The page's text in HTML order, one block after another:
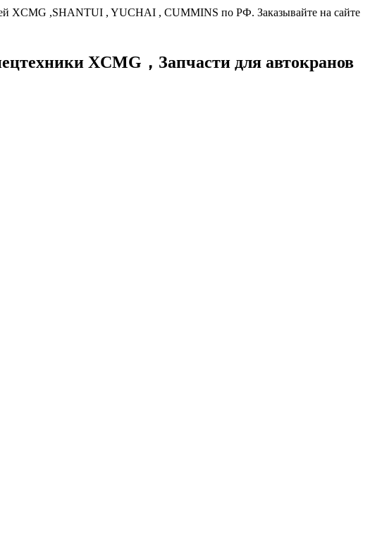
XCMG ,SHANTUI , YUCHAI , CUMMINS по РФ. Заказывайте на сайте
XCMG， Запчасти для автокранов